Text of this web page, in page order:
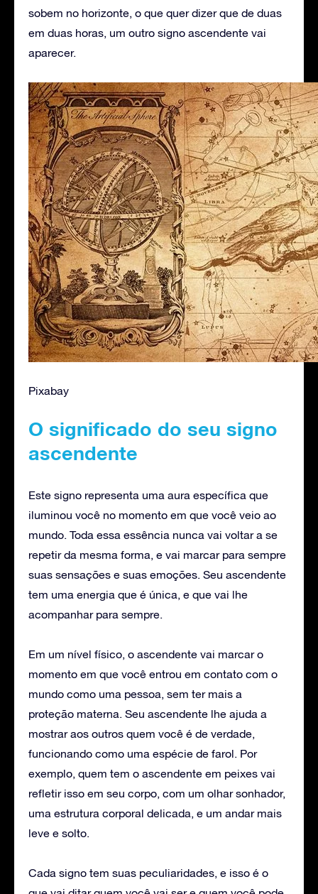
sobem no horizonte, o que quer dizer que de duas
em duas horas, um outro signo ascendente vai
aparecer.
Pixabay
O significado do seu signo
ascendente
Este signo representa uma aura específica que
iluminou você no momento em que você veio ao
mundo. Toda essa essência nunca vai voltar a se
repetir da mesma forma, e vai marcar para sempre
suas sensações e suas emoções. Seu ascendente
tem uma energia que é única, e que vai lhe
acompanhar para sempre.
Em um nível físico, o ascendente vai marcar o
momento em que você entrou em contato com o
mundo como uma pessoa, sem ter mais a
proteção materna. Seu ascendente lhe ajuda a
mostrar aos outros quem você é de verdade,
funcionando como uma espécie de farol. Por
exemplo, quem tem o ascendente em peixes vai
refletir isso em seu corpo, com um olhar sonhador,
uma estrutura corporal delicada, e um andar mais
leve e solto.
Cada signo tem suas peculiaridades, e isso é o